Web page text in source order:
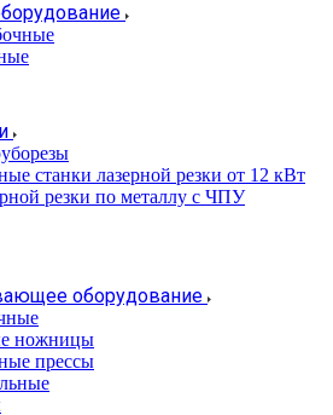
станки лазерной резки от 12 кВт
резки по металлу с ЧПУ
оборудование
ножницы
прессы